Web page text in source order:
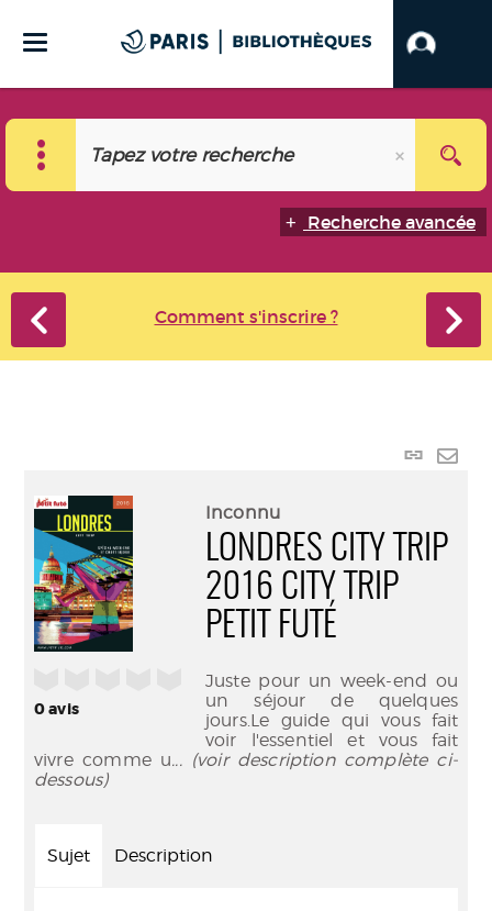
Recherche avancée
Comment s'inscrire ?
Lien
mail
0avis
Inconnu
LONDRES CITY TRIP
2016 CITY TRIP
PETIT FUTÉ
Juste pour un week-end ou
un séjour de quelques
jours.Le guide qui vous fait
voir l'essentiel et vous fait
vivre comme u... (voir description complète ci-
dessous)
Sujet Description